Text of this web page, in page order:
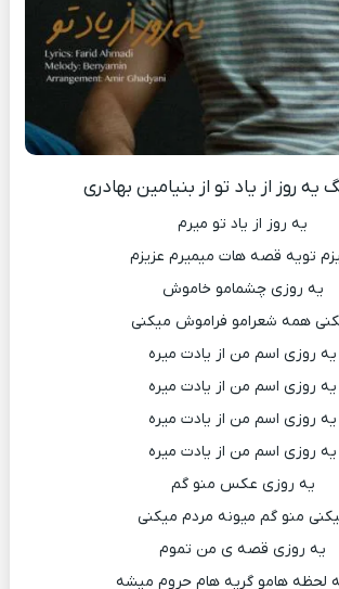
روز از یاد تو از بنیامین بهادری
یه روز از یاد تو میرم
تویه قصه هات میمیرم عزیزم
یه روزی چشمامو خاموش
همه شعرامو فراموش میکنی
یه روزی اسم من از یادت میره
یه روزی اسم من از یادت میره
یه روزی اسم من از یادت میره
یه روزی اسم من از یادت میره
یه روزی عکس منو گم
منو گم میونه مردم میکنی
یه روزی قصه ی من تموم
لحظه هامو گریه هام حروم میشه